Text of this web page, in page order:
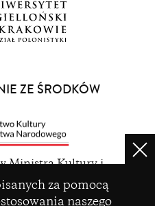
za pomocą
naszego
ZE ŚRODKÓW
Ministra Kultury i
z Funduszu
funduszu celowego